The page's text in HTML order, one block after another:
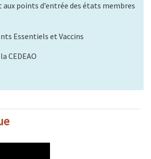
points d’entrée des états membres
Essentiels et Vaccins
CEDEAO